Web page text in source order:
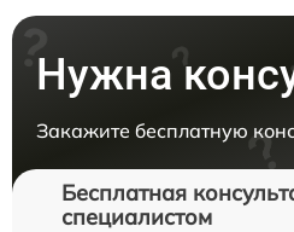
Нужна
Закажите бесплатную
Бесплатная
специалистом